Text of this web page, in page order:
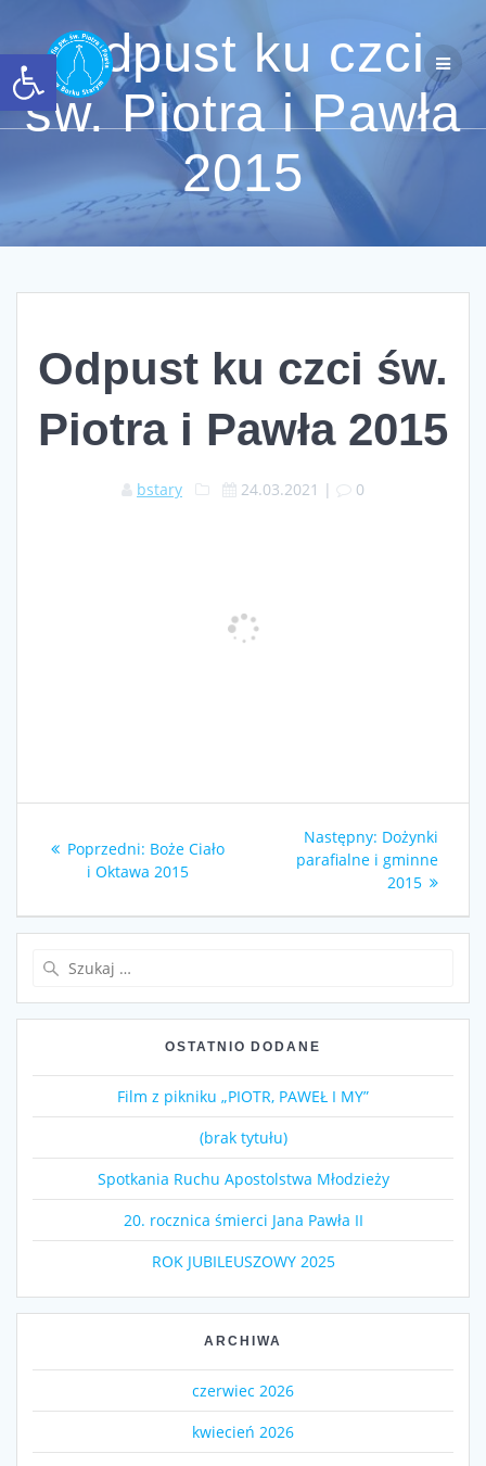
do
treści
Odpust ku czci
św. Piotra i Pawła
2015
Odpust ku czci św.
Piotra i Pawła 2015
bstary 24.03.2021 | 0
wpisu
Poprzedni: Poprzedni
wpis:
Boże Ciało
i Oktawa 2015
Następny: Następny
wpis:
Dożynki
parafialne i gminne
2015
OSTATNIO DODANE
Film z pikniku „PIOTR, PAWEŁ I MY”
(brak tytułu)
Spotkania Ruchu Apostolstwa Młodzieży
20. rocznica śmierci Jana Pawła II
ROK JUBILEUSZOWY 2025
ARCHIWA
czerwiec 2026
kwiecień 2026
Otwórz pasek narzędzi